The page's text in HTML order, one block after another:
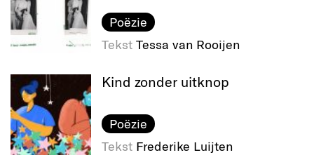
Poëzie
Tekst Tessa van Rooijen
Kind zonder uitknop
Poëzie
Tekst Frederike Luijten